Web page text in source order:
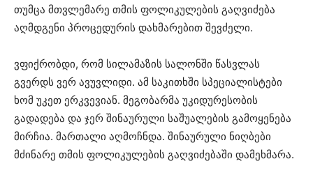
თუმცა მთვლემარე თმის ფოლიკულების გაღვიძება
აღმდგენი პროცედურის დახმარებით შევძელი.
ვფიქრობდი, რომ სილამაზის სალონში წასვლას
გვერდს ვერ ავუვლიდი. ამ საკითხში სპეციალისტები
ხომ უკეთ ერკვევიან. მეგობარმა უკიდურესობის
გადადება და ჯერ შინაურული საშუალების გამოყენება
მირჩია. მართალი აღმოჩნდა. შინაურული ნიღბები
მძინარე თმის ფოლიკულების გაღვიძებაში დამეხმარა.